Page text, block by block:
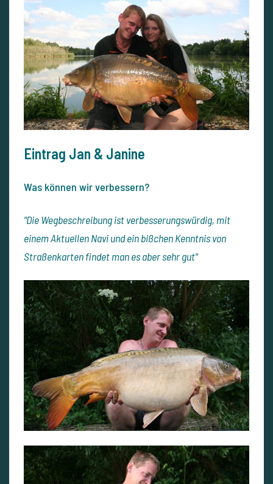
Eintrag Jan & Janine
Was können wir verbessern?
"Die Wegbeschreibung ist verbesserungswürdig, mit
einem Aktuellen Navi und ein bißchen Kenntnis von
Straßenkarten findet man es aber sehr gut"